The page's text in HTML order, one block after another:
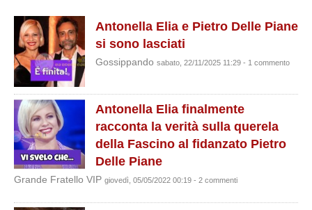
Antonella Elia e Pietro Delle Piane
si sono lasciati
Gossippando sabato, 22/11/2025 11:29 - 1 commento
Antonella Elia finalmente
racconta la verità sulla querela
della Fascino al fidanzato Pietro
Delle Piane
Grande Fratello VIP giovedì, 05/05/2022 00:19 - 2 commenti